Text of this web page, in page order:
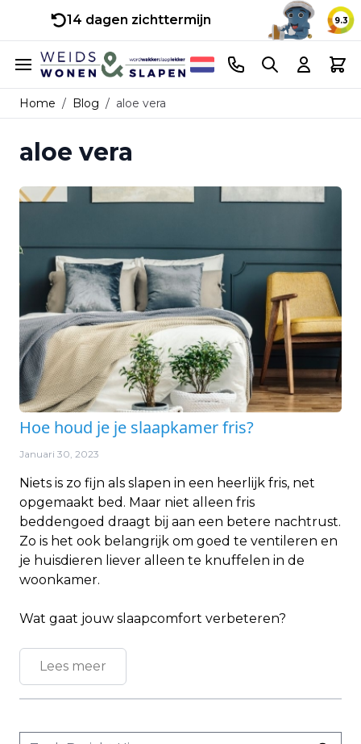
14 dagen zichttermijn 9.3
Ga naar de inhoud
Telefoonnummer
Search Cart
Home / Blog / aloe vera
aloe vera
Hoe houd je je slaapkamer fris?
Januari 30, 2023
Niets is zo fijn als slapen in een heerlijk fris, net
opgemaakt bed. Maar niet alleen fris
beddengoed draagt bij aan een betere nachtrust.
Zo is het ook belangrijk om goed te ventileren en
je huisdieren liever alleen te knuffelen in de
woonkamer.
Wat gaat jouw slaapcomfort verbeteren?
Lees meer